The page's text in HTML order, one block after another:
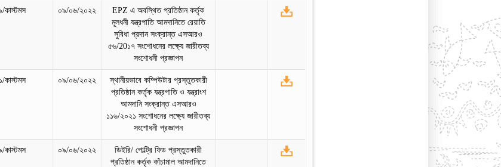
০৯/০৬/২০২২
EPZ এ অবস্থিত প্রতিষ্ঠান কর্তৃক
মূলধনী যন্ত্রপাতি আমদানিতে রেয়াতি
সুবিধা প্রদান সংক্রান্ত এসআরও
৫৬/20১৭ সংশোধনের লক্ষ্যে জারীতব্য
সংশোধনী প্রজ্ঞাপন
০৯/০৬/২০২২
স্থানীয়ভাবে কম্পিউটার প্রস্তুতকারী
প্রতিষ্ঠান কর্তৃক যন্ত্রপাতি ও যন্ত্রাংশ
আমদানি সংক্রান্ত এসআরও
১১৬/২০২১ সংশোধনের লক্ষ্যে জারীতব্য
সংশোধনী প্রজ্ঞাপন
০৯/০৬/২০২২
ডিইরি/ পোল্ট্রি ফিড প্রস্তুতকারী
প্রতিষ্ঠান কর্তৃক কাঁচামাল আমদানিতে